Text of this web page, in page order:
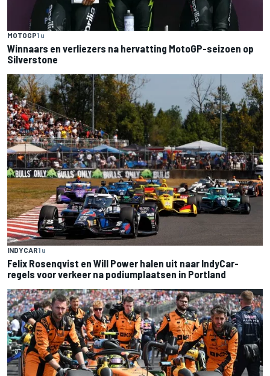
MOTOGP1 u
Winnaars en verliezers na hervatting MotoGP-seizoen op
Silverstone
INDYCAR1 u
Felix Rosenqvist en Will Power halen uit naar IndyCar-
regels voor verkeer na podiumplaatsen in Portland